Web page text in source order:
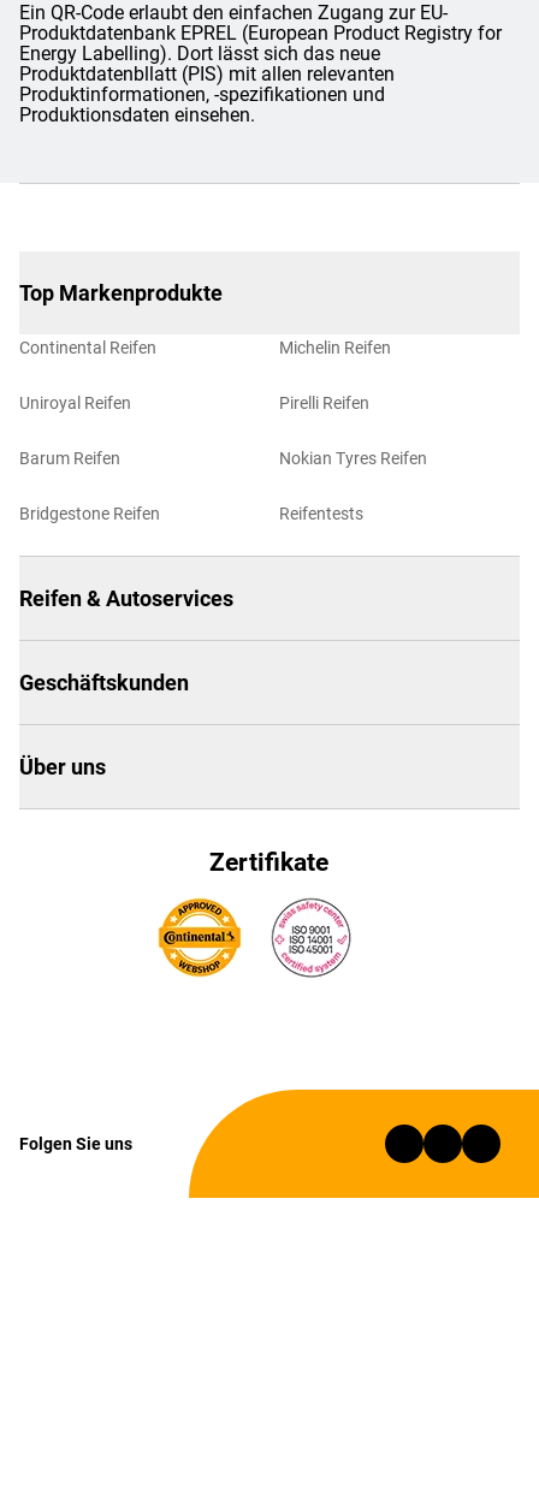
Ein QR-Code erlaubt den einfachen Zugang zur EU-
Produktdatenbank EPREL (European Product Registry for
Energy Labelling). Dort lässt sich das neue
Produktdatenbllatt (PIS) mit allen relevanten
Produktinformationen, -spezifikationen und
Produktionsdaten einsehen.
Top Markenprodukte
Continental Reifen
Uniroyal Reifen
Barum Reifen
Bridgestone Reifen
Michelin Reifen
Pirelli Reifen
Nokian Tyres Reifen
Reifentests
Reifen & Autoservices
Geschäftskunden
Über uns
Zertifikate
Folgen Sie uns